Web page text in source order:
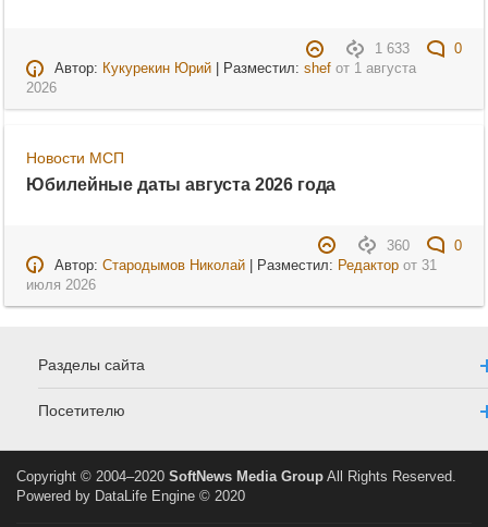
1 633
0
Автор: Кукурекин Юрий| Разместил: shefот 1 августа
2026
Новости МСП
Юбилейные даты августа 2026 года
360
0
Автор: Стародымов Николай| Разместил: Редакторот 31
июля 2026
Разделы сайта
Посетителю
Copyright © 2004–2020 SoftNews Media Group All Rights Reserved.
Powered by DataLife Engine © 2020